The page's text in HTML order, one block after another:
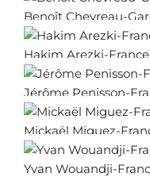
Benoît Chevreau-
Hakim Arezki-France
Jérôme Penisson-
Mickaël Miguez-
Yvan Wouandji-